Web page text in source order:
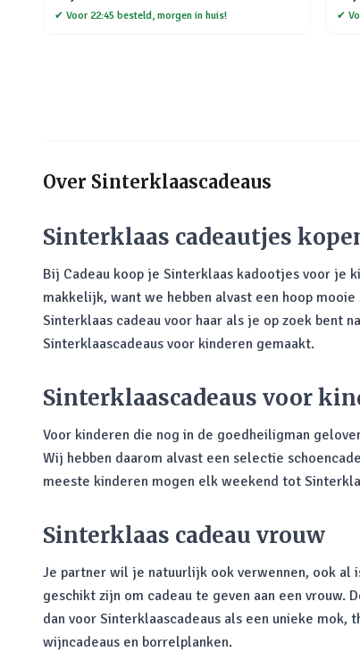
✔ Voor 22:45 besteld, morgen in huis! ✔
Over Sinterklaascadeaus
Sinterklaas cadeautjes
Bij Cadeau koop je Sinterklaas kadootjes voor je
makkelijk, want we hebben alvast een hoop
Sinterklaas cadeau voor haar als je op zoek bent
Sinterklaascadeaus voor kinderen gemaakt.
Sinterklaascadeaus voor
Voor kinderen die nog in de goedheiligman
Wij hebben daarom alvast een selectie
meeste kinderen mogen elk weekend tot
Sinterklaas cadeau vrouw
Je partner wil je natuurlijk ook verwennen, ook
geschikt zijn om cadeau te geven aan een vrouw.
dan voor Sinterklaascadeaus als een unieke
wijncadeaus en borrelplanken.